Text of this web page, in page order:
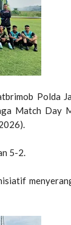
Polda
Match Day
5-2.